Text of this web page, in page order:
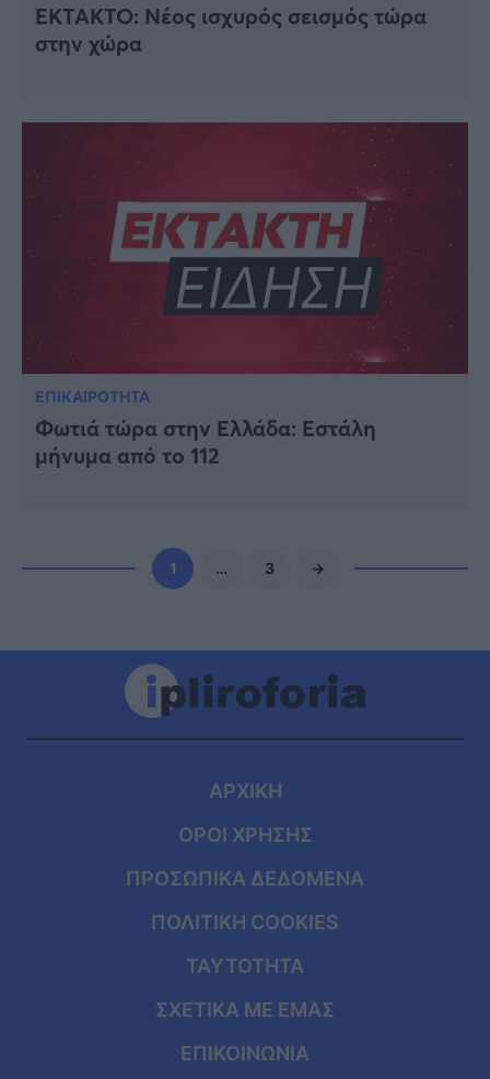
EKTAKTO: Νέος ισχυρός σεισμός τώρα
στην χώρα
ΕΠΙΚΑΙΡΟΤΗΤΑ
Φωτιά τώρα στην Ελλάδα: Εστάλη
μήνυμα από το 112
1 … 3 →
ΑΡΧΙΚΗ
ΟΡΟΙ ΧΡΗΣΗΣ
ΠΡΟΣΩΠΙΚΑ ΔΕΔΟΜΕΝΑ
ΠΟΛΙΤΙΚΗ COOKIES
ΤΑΥΤΟΤΗΤΑ
ΣΧΕΤΙΚΑ ΜΕ ΕΜΑΣ
ΕΠΙΚΟΙΝΩΝΙΑ